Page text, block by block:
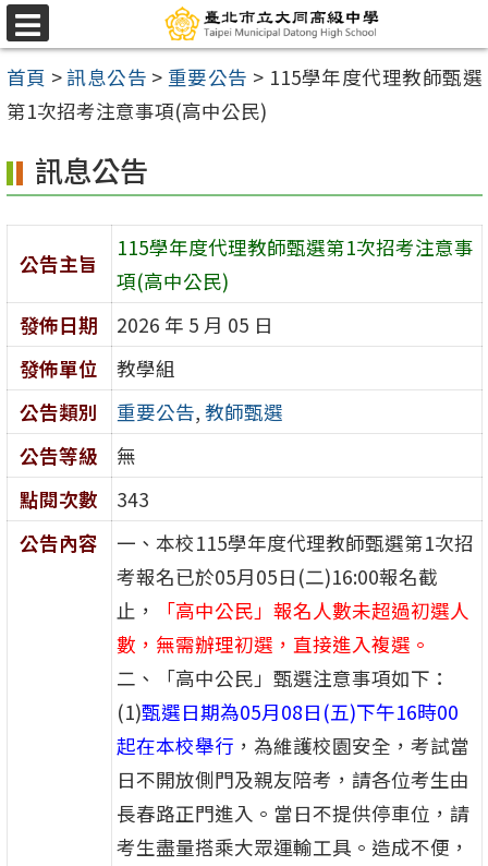
跳
至
主
要
容
區
選
單
首頁 >訊息公告 > 重要公告 > 115學年度代理教師甄選
第1次招考注意事項(高中公民)
訊息公告
公告主旨
115學年度代理教師甄選第1次招考注意事
項(高中公民)
發佈日期
2026 年 5 月 05 日
發佈單位
教學組
公告類別
重要公告, 教師甄選
公告等級
無
點閱次數
343
公告內容
一、本校115學年度代理教師甄選第1次招
考報名已於05月05日(二)16:00報名截
止，
「高中公民」報名人數未超過初選人
數，無需辦理初選，直接進入複選。
二、「高中公民」甄選注意事項如下：
(1)甄選日期為05月08日(五)下午16時00
起在本校舉行 ，為維護校園安全，考試當
日不開放側門及親友陪考，請各位考生由
長春路正門進入。當日不提供停車位，請
考生盡量搭乘大眾運輸工具。造成不便，